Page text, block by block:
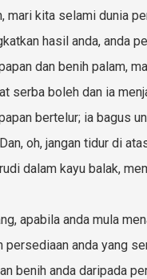
mari kita selami dunia
hasil anda, anda
dan benih palam,
serba boleh dan ia
bertelur; ia bagus
oh, jangan tidur di
dalam kayu balak,
apabila anda mula
persediaan anda yang
benih anda daripada